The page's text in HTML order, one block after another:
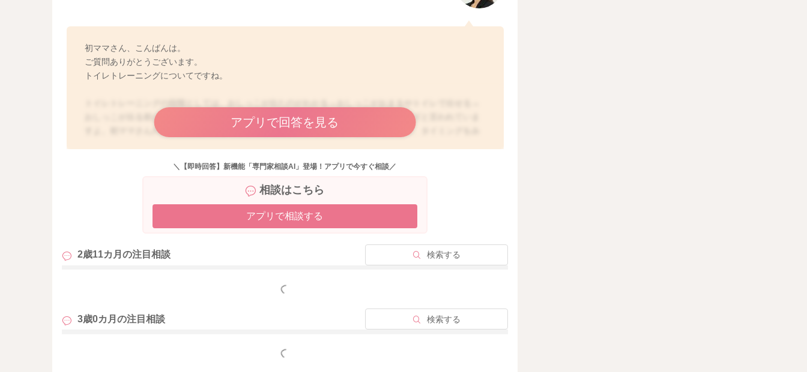
初ママさん、こんばんは。
ご質問ありがとうございます。
トイレトレーニングについてですね。
おしっこが出る前に教えてくれる→トイレでおしっこができる、と進めていくとスムーズと言われていま
すよ。初ママさんのお子さんは、おしっこが出る感覚がわかってきているようですので、タイミングをみ
は、落ち着かなくてもぞもぞしている、股間を触る、動きが止まる、何かの影に隠れるなどがありますの
で、お子さんのご様子で、このようなサインが見られた時には、おまるに誘ってあげると、やりやすいか
もしれませんね。よろしければお試しくださいね。また、お子さんの中では、今はおしっこ＝オムツにす
るということが訓練されてしまっている状態です。一度確立された習慣を変えるのは、大人でも少し時間
がかかることもありますよね。ですので、あまり焦らずに、まずはママさんがお子さんのご様子やタイミ
きますので、おしっこをおむつにする習慣から、おしっこが出そうになる＝トイレに行くということが結
びついてきます。しばらくは根気が必要ですが、お子さんはどうしても手をかけないとできるようにはな
アプリで回答を見る
＼【即時回答】新機能「専門家相談AI」登場！アプリで今すぐ相談／
相談はこちら
アプリで相談する
2歳11カ月の注目相談 検索する
もっと見る
3歳0カ月の注目相談 検索する
もっと見る